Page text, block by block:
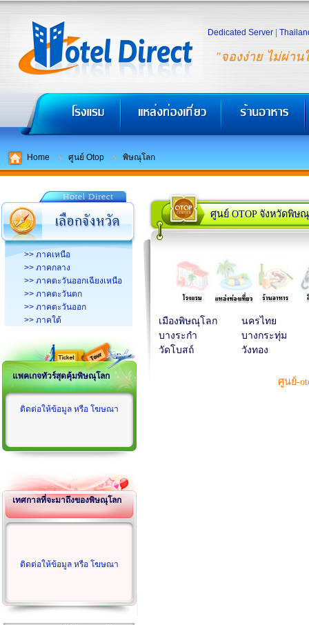
"จองง่าย ไม่ผ่าน
Dedicated Server
Home ศูนย์ Otop พิษณุโลก
>> ภาคเหนือ
>> ภาคกลาง
>> ภาคตะวันออกเฉียงเหนือ
>> ภาคตะวันตก
>> ภาคตะวันออก
>> ภาคใต้
แพคเกจทัวร์สุดคุ้มพิษณุโลก
ติดต่อให้ข้อมูล หรือ โฆษณา
เทศกาลที่จะมาถึงของพิษณุโลก
ติดต่อให้ข้อมูล หรือ โฆษณา
ศูนย์ OTOP จังหวัดพิษ
เมืองพิษณุโลก
นครไทย
บางระกำ
บางกระทุ่ม
วัดโบสถ์
วังทอง
ศูนย์-